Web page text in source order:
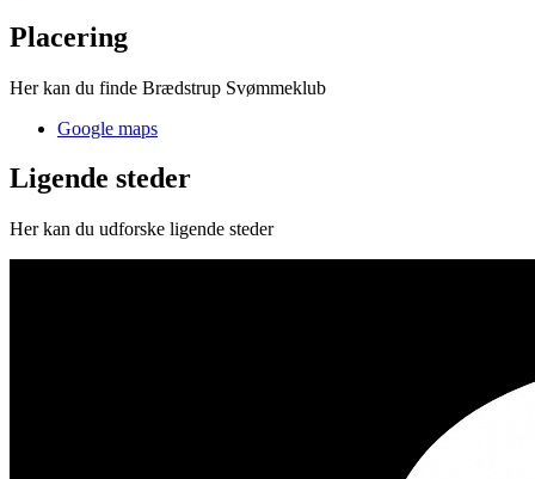
Placering
Her kan du finde Brædstrup Svømmeklub
Google maps
Ligende steder
Her kan du udforske ligende steder